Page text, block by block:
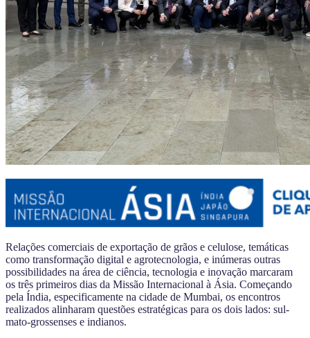
Relações comerciais de exportação de grãos e celulose, temáticas
como transformação digital e agrotecnologia, e inúmeras outras
possibilidades na área de ciência, tecnologia e inovação marcaram
os três primeiros dias da Missão Internacional à Ásia. Começando
pela Índia, especificamente na cidade de Mumbai, os encontros
realizados alinharam questões estratégicas para os dois lados: sul-
mato-grossenses e indianos.